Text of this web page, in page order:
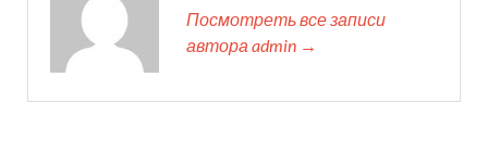
Посмотреть все записи
автора admin →